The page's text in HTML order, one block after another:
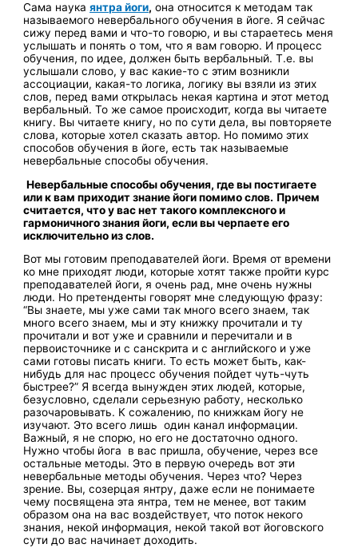
Сама наукаянтра йоги, она относится к методам так
называемого невербального обучения в йоге. Я сейчас
сижу перед вами и что-то говорю, и вы стараетесь меня
услышать и понять о том, что я вам говорю. И процесс
обучения, по идее, должен быть вербальный. Т.е. вы
услышали слово, у вас какие-то с этим возникли
ассоциации, какая-то логика, логику вы взяли из этих
слов, перед вами открылась некая картина и этот метод
вербальный. То же самое происходит, когда вы читаете
книгу. Вы читаете книгу, но по сути дела, вы повторяете
слова, которые хотел сказать автор. Но помимо этих
способов обучения в йоге, есть так называемые
невербальные способы обучения.
Невербальные способы обучения, где вы постигаете
или к вам приходит знание йоги помимо слов. Причем
считается, что у вас нет такого комплексного и
гармоничного знания йоги, если вы черпаете его
исключительно из слов.
Вот мы готовим преподавателей йоги. Время от времени
ко мне приходят люди, которые хотят также пройти курс
преподавателей йоги, я очень рад, мне очень нужны
люди. Но претенденты говорят мне следующую фразу:
“Вы знаете, мы уже сами так много всего знаем, так
много всего знаем, мы и эту книжку прочитали и ту
прочитали и вот уже и сравнили и перечитали и в
первоисточнике и с санскрита и с английского и уже
сами готовы писать книги. То есть может быть, как-
нибудь для нас процесс обучения пойдет чуть-чуть
быстрее?” Я всегда вынужден этих людей, которые,
безусловно, сделали серьезную работу, несколько
разочаровывать. К сожалению, по книжкам йогу не
изучают. Это всего лишь один канал информации.
Важный, я не спорю, но его не достаточно одного.
Нужно чтобы йога в вас пришла, обучение, через все
остальные методы. Это в первую очередь вот эти
невербальные методы обучения. Через что? Через
зрение. Вы, созерцая янтру, даже если не понимаете
чему посвящена эта янтра, тем не менее, вот таким
образом она на вас воздействует, что поток некого
знания, некой информация, некой такой вот йоговского
сути до вас начинает доходить.